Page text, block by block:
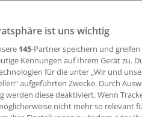
scheinen
kommunal geführtes MVZ in
Flensburg. Das alles sind
Leserin, lieber
ist uns wichtig
145-Partner speichern und
Kennungen auf Ihrem Gerät zu.
für die unter „Wir und
aufgeführten Zwecke. Durch
werden diese deaktiviert. Wenn
nicht mehr so relevant